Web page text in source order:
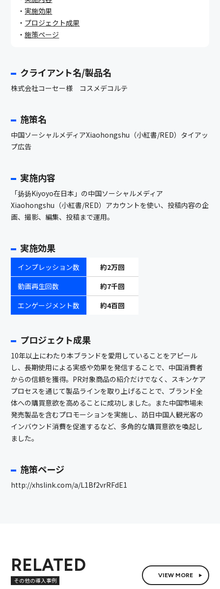
実施効果
プロジェクト成果
施策ページ
クライアント名/製品名
株式会社コーセー様 コスメデコルテ
施策名
中国ソーシャルメディアXiaohongshu（小紅書/RED）タイアッ
プ広告
実施内容
「扬扬Kiyoyo在日本」の中国ソーシャルメディア
Xiaohongshu（小紅書/RED）アカウントを使い、投稿内容の企
画、撮影、編集、投稿まで運用。
実施効果
インプレッション数
約2万回
動画再生回数
約7千回
エンゲージメント数
約4百回
プロジェクト成果
10年以上にわたり本ブランドを愛用していることをアピール
し、長期使用による実感や効果を発信することで、中国消費者
からの信頼を獲得。PR対象商品の紹介だけでなく、スキンケア
プロセスを通じて製品ラインを取り上げることで、ブランド全
体への購買意欲を高めることに成功しました。また中国市場未
発売製品を含むプロモーションを実施し、訪日中国人観光客の
インバウンド消費を促進するなど、多角的な購買意欲を喚起し
ました。
施策ページ
http://xhslink.com/a/L1Bf2vrRFdE1
RELATED
その他の導入事例
VIEW MORE